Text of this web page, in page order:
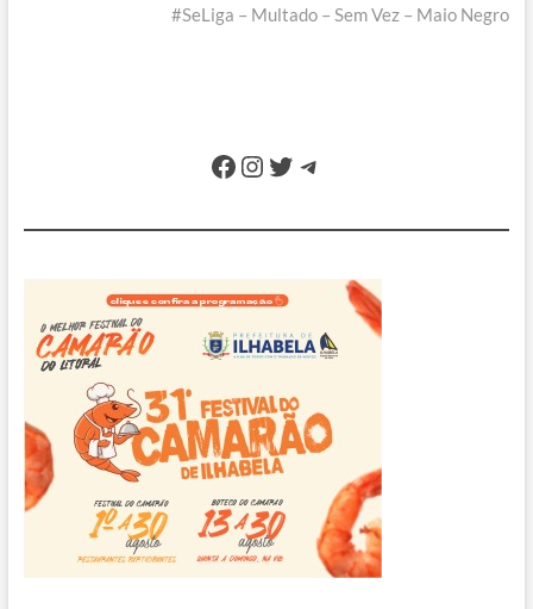
post:
#SeLiga – Multado – Sem Vez – Maio Negro
Facebook
Instagram
Twitter
Telegram